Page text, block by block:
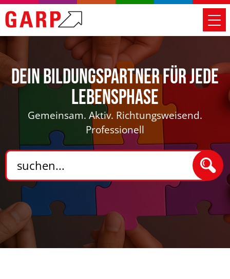
Dein Bildungspartner für jede
Lebensphase
Gemeinsam. Aktiv. Richtungsweisend.
Professionell